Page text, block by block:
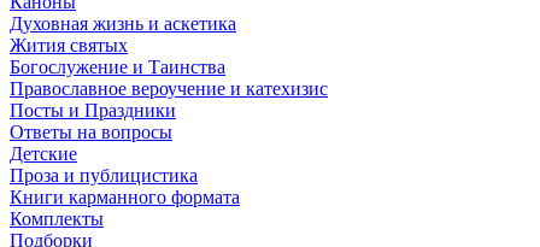
Духовная жизнь и аскетика
Жития святых
Богослужение и Таинства
Православное вероучение и катехизис
Посты и Праздники
Ответы на вопросы
Детские
Проза и публицистика
Книги карманного формата
Комплекты
Подборки